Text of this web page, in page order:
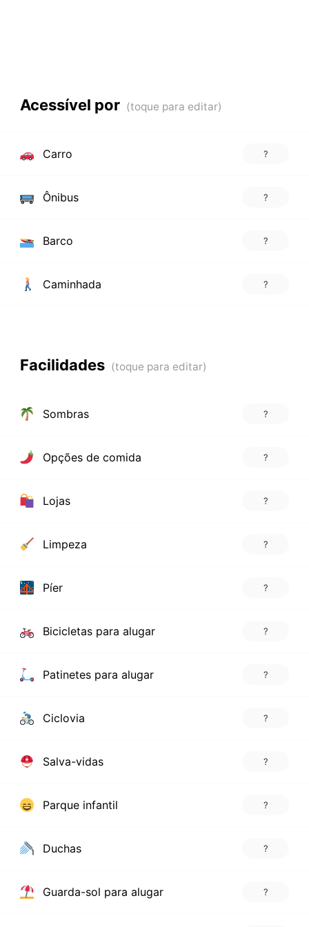
Acessível por
Carro ?
Ônibus ?
Barco ?
Caminhada ?
Facilidades
Sombras ?
Opções de comida ?
Lojas ?
Limpeza ?
Píer ?
Bicicletas para alugar ?
Patinetes para alugar ?
Ciclovia ?
Salva-vidas ?
Parque infantil ?
Duchas ?
Guarda-sol para alugar ?